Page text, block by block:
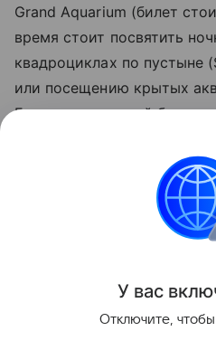
Grand Aquarium (билет
время стоит посвятить
квадроциклах по пустыне
или посещению крытых
Гуны, где вечерний билет
египетскому направлению
У вас
Отключите,